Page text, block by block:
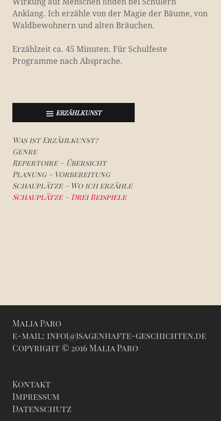
Anklang. Ich erzähle von der Magie der Bäume, von
Waldbewohnern und alten Bräuchen.
Erzählzeit ca. 45 Minuten. Für Schulfeste
Programme nach Absprache.
ERZÄHLKUNST
Was ist Erzählkunst?
Genre
Repertoire – Übersicht
Planung – Vorbereitung
Schauplätze – Wo ich erzähle
Schauplätze – Drei Beispiele
Malia Paro
e-mail: info[@]sagenhafte-geschichten.de
Copyright © 2016 Malia Paro
Kontakt
Impressum
Datenschutz